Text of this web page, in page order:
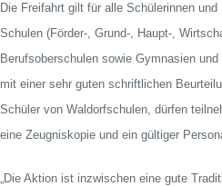
Die Freifahrt gilt für alle Schülerinnen
Schulen (Förder-, Grund-, Haupt-,
Berufsoberschulen sowie Gymnasien
mit einer sehr guten schriftlichen
Schüler von Waldorfschulen, dürfen
eine Zeugniskopie und ein gültiger
„Die Aktion ist inzwischen eine gute